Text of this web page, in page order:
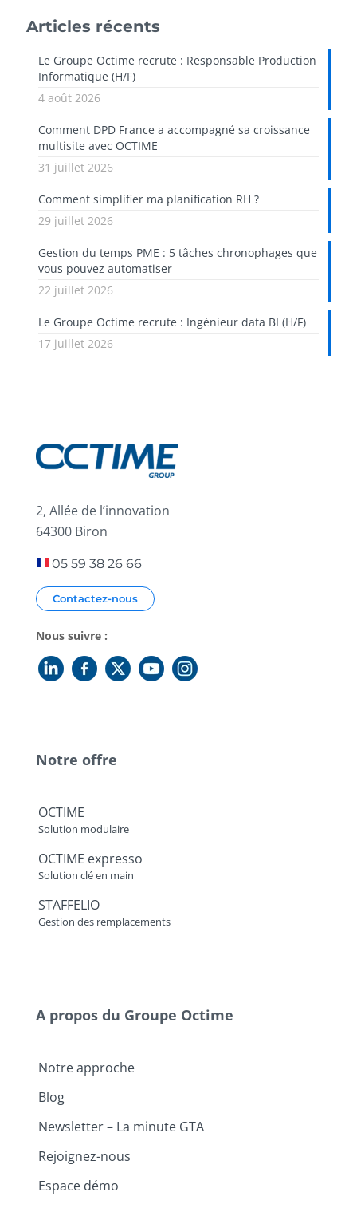
Articles récents
Le Groupe Octime recrute : Responsable Production
Informatique (H/F)
4 août 2026
Comment DPD France a accompagné sa croissance
multisite avec OCTIME
31 juillet 2026
Comment simplifier ma planification RH ?
29 juillet 2026
Gestion du temps PME : 5 tâches chronophages que
vous pouvez automatiser
22 juillet 2026
Le Groupe Octime recrute : Ingénieur data BI (H/F)
17 juillet 2026
2, Allée de l’innovation
64300 Biron
05 59 38 26 66
Contactez-nous
Nous suivre :
Notre offre
OCTIME
Solution modulaire
OCTIME expresso
Solution clé en main
STAFFELIO
Gestion des remplacements
A propos du Groupe Octime
Notre approche
Blog
Newsletter – La minute GTA
Rejoignez-nous
Espace démo